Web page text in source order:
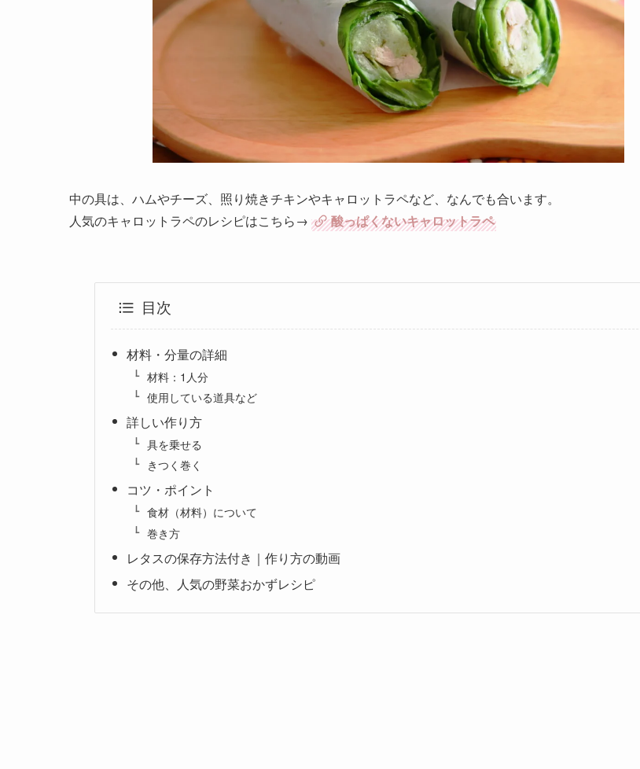
中の具は、ハムやチーズ、照り焼きチキンやキャロットラペなど、なんでも合います。
人気のキャロットラペのレシピはこちら→
酸っぱくないキャロットラペ
目次
材料・分量の詳細
材料：1人分
使用している道具など
詳しい作り方
具を乗せる
きつく巻く
コツ・ポイント
食材（材料）について
巻き方
レタスの保存方法付き｜作り方の動画
その他、人気の野菜おかずレシピ